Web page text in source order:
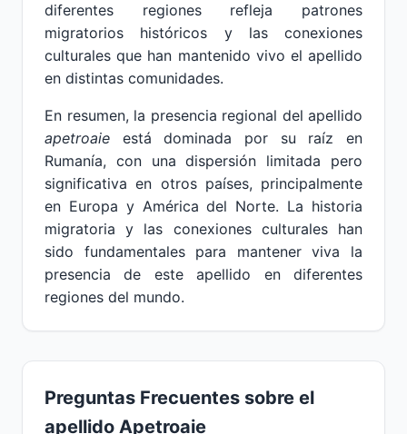
diferentes regiones refleja patrones
migratorios históricos y las conexiones
culturales que han mantenido vivo el apellido
en distintas comunidades.
En resumen, la presencia regional del apellido
apetroaie está dominada por su raíz en
Rumanía, con una dispersión limitada pero
significativa en otros países, principalmente
en Europa y América del Norte. La historia
migratoria y las conexiones culturales han
sido fundamentales para mantener viva la
presencia de este apellido en diferentes
regiones del mundo.
Preguntas Frecuentes sobre el
apellido Apetroaie